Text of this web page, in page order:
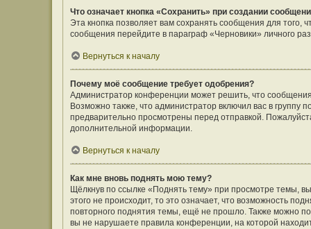
Что означает кнопка «Сохранить» при создании
Эта кнопка позволяет вам сохранять сообщения для того,
сообщения перейдите в параграф «Черновики» личного
Вернуться к началу
Почему моё сообщение требует одобрения?
Администратор конференции может решить, что
Возможно также, что администратор включил вас в
предварительно просмотрены перед отправкой.
дополнительной информации.
Вернуться к началу
Как мне вновь поднять мою тему?
Щёлкнув по ссылке «Поднять тему» при просмотре темы,
этого не происходит, то это означает, что возможность
повторного поднятия темы, ещё не прошло. Также можно
вы не нарушаете правила конференции, на которой